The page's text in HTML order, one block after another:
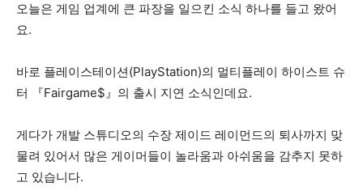
오늘은 게임 업계에 큰 파장을 일으킨 소식 하나를 들고 왔어
요.
바로 플레이스테이션(PlayStation)의 멀티플레이 하이스트 슈
터 『Fairgame$』의 출시 지연 소식인데요.
게다가 개발 스튜디오의 수장 제이드 레이먼드의 퇴사까지 맞
물려 있어서 많은 게이머들이 놀라움과 아쉬움을 감추지 못하
고 있습니다.